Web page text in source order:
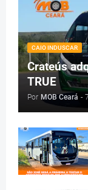
CAIO INDUSCAR
Crateús
TRUE
Por MOB Ceará -